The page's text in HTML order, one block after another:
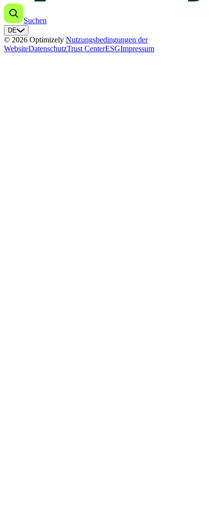
Suchen
DE
© 2026 Optimizely Nutzungsbedingungen der
WebsiteDatenschutzTrust CenterESGImpressum